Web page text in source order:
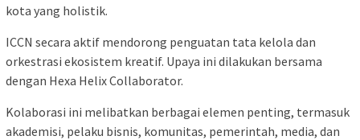
kota yang holistik.
ICCN secara aktif mendorong penguatan tata kelola dan
orkestrasi ekosistem kreatif. Upaya ini dilakukan bersama
dengan Hexa Helix Collaborator.
Kolaborasi ini melibatkan berbagai elemen penting, termasuk
akademisi, pelaku bisnis, komunitas, pemerintah, media, dan